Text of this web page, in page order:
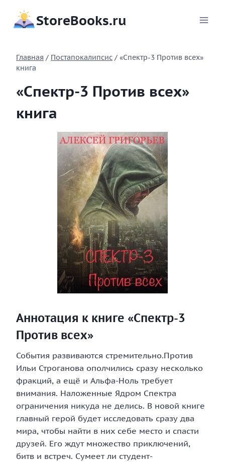
содержимому
StoreBooks.ru
Главная / Постапокалипсис / «Спектр-3 Против всех»
книга
«Спектр-3 Против всех»
книга
Аннотация к книге «Спектр-3
Против всех»
События развиваются стремительно.Против
Ильи Строганова ополчились сразу несколько
фракций, а ещё и Альфа-Ноль требует
внимания. Наложенные Ядром Спектра
ограничения никуда не делись. В новой книге
главный герой будет исследовать сразу два
мира, чтобы найти в них себе место и спасти
друзей. Его ждут множество приключений,
битв и встреч. Сумеет ли студент-